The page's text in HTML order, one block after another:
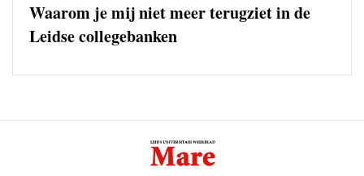
Waarom je mij niet meer terugziet in de
Leidse collegebanken